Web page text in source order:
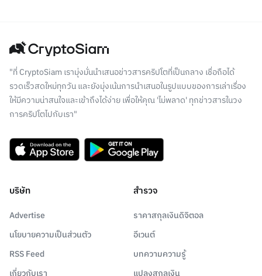
"ที่ CryptoSiam เรามุ่งมั่นนำเสนอข่าวสารคริปโตที่เป็นกลาง เชื่อถือได้
รวดเร็วสดใหม่ทุกวัน และยังมุ่งเน้นการนำเสนอในรูปแบบของการเล่าเรื่อง
ให้มีความน่าสนใจและเข้าถึงได้ง่าย เพื่อให้คุณ 'ไม่พลาด' ทุกข่าวสารในวง
การคริปโตไปกับเรา"
บริษัท
Advertise
นโยบายความเป็นส่วนตัว
RSS Feed
เกี่ยวกับเรา
สำรวจ
ราคาสกุลเงินดิจิตอล
อีเวนต์
บทความความรู้
แปลงสกุลเงิน